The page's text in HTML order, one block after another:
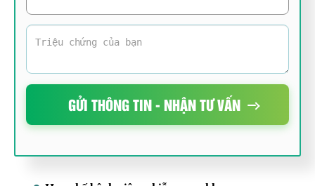
GỬI THÔNG TIN - NHẬN TƯ VẤN